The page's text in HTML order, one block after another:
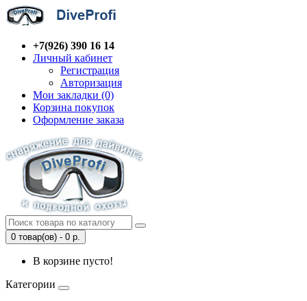
+7(926) 390 16 14
Личный кабинет
Регистрация
Авторизация
Мои закладки (0)
Корзина покупок
Оформление заказа
0 товар(ов) - 0 р.
В корзине пусто!
Категории